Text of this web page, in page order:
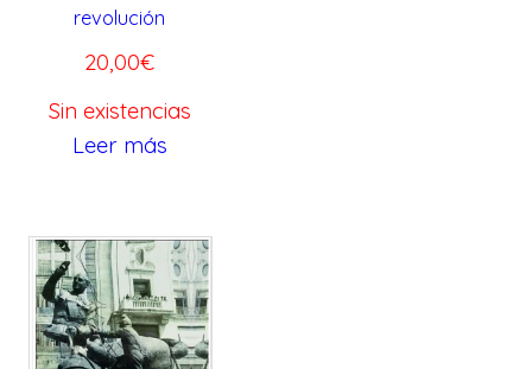
revolución
20,00€
Sin existencias
Leer más